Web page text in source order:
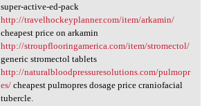
super-active-ed-pack
http://travelhockeyplanner.com/item/arkamin/
cheapest price on arkamin
http://stroupflooringamerica.com/item/stromectol/
generic stromectol tablets
http://naturalbloodpressuresolutions.com/pulmopr
es/cheapest pulmopres dosage price craniofacial
tubercle.